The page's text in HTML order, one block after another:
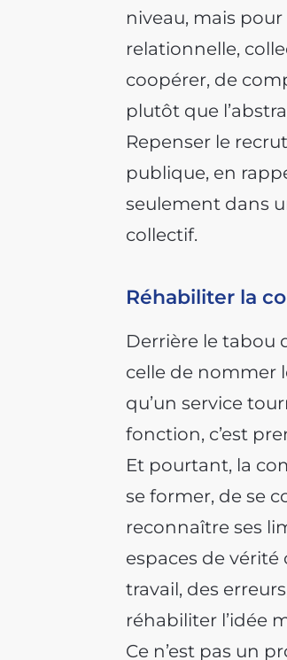
niveau, mais
relationnelle,
coopérer, de
plutôt que
Repenser le
publique, en
seulement dans
collectif.
Réhabiliter la
Derrière le tabou
celle de nommer
qu’un service
fonction, c’est
Et pourtant, la
se former, de se
reconnaître ses
espaces de vérité
travail, des
réhabiliter l’idée
Ce n’est pas un